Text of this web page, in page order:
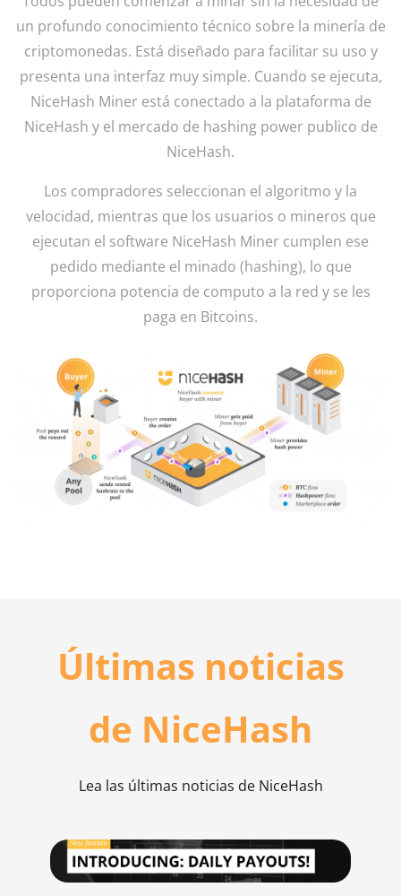
un profundo conocimiento técnico sobre la minería de
criptomonedas. Está diseñado para facilitar su uso y
presenta una interfaz muy simple. Cuando se ejecuta,
NiceHash Miner está conectado a la plataforma de
NiceHash y el mercado de hashing power publico de
NiceHash.
Los compradores seleccionan el algoritmo y la
velocidad, mientras que los usuarios o mineros que
ejecutan el software NiceHash Miner cumplen ese
pedido mediante el minado (hashing), lo que
proporciona potencia de computo a la red y se les
paga en Bitcoins.
Últimas noticias
de NiceHash
Lea las últimas noticias de NiceHash